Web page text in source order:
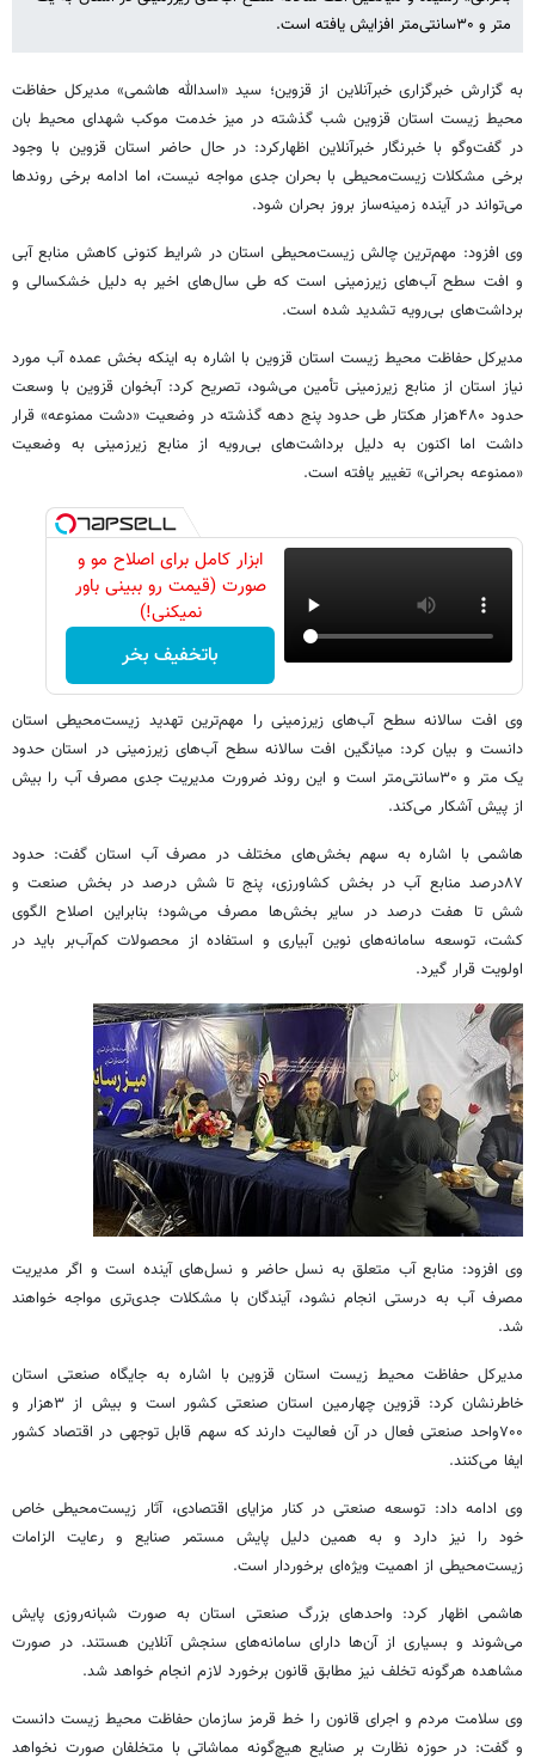
متر و ۳۰سانتی‌متر افزایش یافته است.
به گزارش خبرگزاری خبرآنلاین از قزوین؛ سید «اسدالله هاشمی» مدیرکل حفاظت
محیط زیست استان قزوین شب گذشته در میز خدمت موکب شهدای محیط بان
در گفت‌وگو با خبرنگار خبرآنلاین اظهارکرد: در حال حاضر استان قزوین با وجود
برخی مشکلات زیست‌محیطی با بحران جدی مواجه نیست، اما ادامه برخی روندها
می‌تواند در آینده زمینه‌ساز بروز بحران شود.
وی افزود: مهم‌ترین چالش زیست‌محیطی استان در شرایط کنونی کاهش منابع آبی
و افت سطح آب‌های زیرزمینی است که طی سال‌های اخیر به دلیل خشکسالی و
برداشت‌های بی‌رویه تشدید شده است.
مدیرکل حفاظت محیط زیست استان قزوین با اشاره به اینکه بخش عمده آب مورد
نیاز استان از منابع زیرزمینی تأمین می‌شود، تصریح کرد: آبخوان قزوین با وسعت
حدود ۴۸۰هزار هکتار طی حدود پنج دهه گذشته در وضعیت «دشت ممنوعه» قرار
داشت اما اکنون به دلیل برداشت‌های بی‌رویه از منابع زیرزمینی به وضعیت
«ممنوعه بحرانی» تغییر یافته است.
ابزار کامل برای اصلاح مو و
صورت (قیمت رو ببینی باور
نمیکنی!)
باتخفیف بخر
وی افت سالانه سطح آب‌های زیرزمینی را مهم‌ترین تهدید زیست‌محیطی استان
دانست و بیان کرد: میانگین افت سالانه سطح آب‌های زیرزمینی در استان حدود
یک متر و ۳۰سانتی‌متر است و این روند ضرورت مدیریت جدی مصرف آب را بیش
از پیش آشکار می‌کند.
هاشمی با اشاره به سهم بخش‌های مختلف در مصرف آب استان گفت: حدود
۸۷درصد منابع آب در بخش کشاورزی، پنج تا شش درصد در بخش صنعت و
شش تا هفت درصد در سایر بخش‌ها مصرف می‌شود؛ بنابراین اصلاح الگوی
کشت، توسعه سامانه‌های نوین آبیاری و استفاده از محصولات کم‌آب‌بر باید در
اولویت قرار گیرد.
وی افزود: منابع آب متعلق به نسل حاضر و نسل‌های آینده است و اگر مدیریت
مصرف آب به درستی انجام نشود، آیندگان با مشکلات جدی‌تری مواجه خواهند
شد.
مدیرکل حفاظت محیط زیست استان قزوین با اشاره به جایگاه صنعتی استان
خاطرنشان کرد: قزوین چهارمین استان صنعتی کشور است و بیش از ۳هزار و
۷۰۰واحد صنعتی فعال در آن فعالیت دارند که سهم قابل توجهی در اقتصاد کشور
ایفا می‌کنند.
وی ادامه داد: توسعه صنعتی در کنار مزایای اقتصادی، آثار زیست‌محیطی خاص
خود را نیز دارد و به همین دلیل پایش مستمر صنایع و رعایت الزامات
زیست‌محیطی از اهمیت ویژه‌ای برخوردار است.
هاشمی اظهار کرد: واحدهای بزرگ صنعتی استان به صورت شبانه‌روزی پایش
می‌شوند و بسیاری از آن‌ها دارای سامانه‌های سنجش آنلاین هستند. در صورت
مشاهده هرگونه تخلف نیز مطابق قانون برخورد لازم انجام خواهد شد.
وی سلامت مردم و اجرای قانون را خط قرمز سازمان حفاظت محیط زیست دانست
و گفت: در حوزه نظارت بر صنایع هیچ‌گونه مماشاتی با متخلفان صورت نخواهد